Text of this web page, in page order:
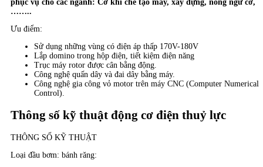
phục vụ cho các ngành: Cơ khí chế tạo máy, xây dựng, nông ngư cơ,
……..
Ưu điểm:
Sử dụng những vùng có điện áp thấp 170V-180V
Lắp domino trong hộp điện, tiết kiệm điện năng
Trục máy rotor được cân bằng động.
Công nghệ quấn dây và đai dây bằng máy.
Công nghệ gia công vỏ motor trên máy CNC (Computer Numerical
Control).
Thông số kỹ thuật động cơ điện thuỷ lực
THÔNG SỐ KỸ THUẬT
Loại đầu bơm: bánh răng: